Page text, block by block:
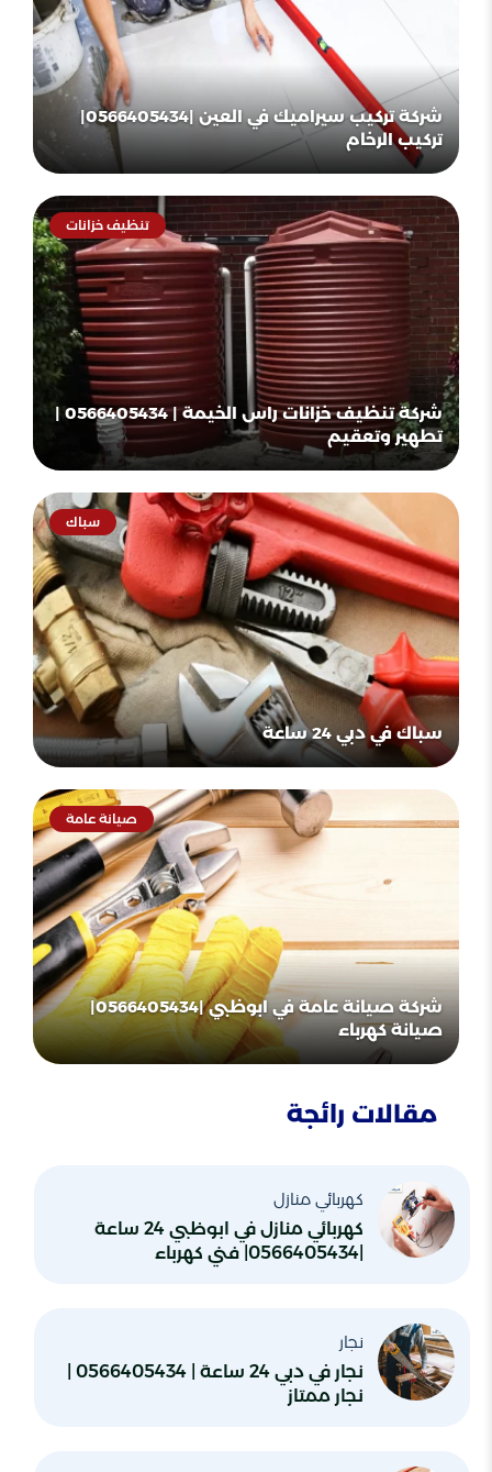
شركة تركيب سيراميك في العين |0566405434|
تركيب الرخام
تنظيف خزانات
شركة تنظيف خزانات راس الخيمة | 0566405434 |
تطهير وتعقيم
سباك
سباك في دبي 24 ساعة
صيانة عامة
شركة صيانة عامة في ابوظبي |0566405434|
صيانة كهرباء
مقالات رائجة
كهربائي منازل
كهربائي منازل في ابوظبي 24 ساعة
نجار
نجار ممتاز